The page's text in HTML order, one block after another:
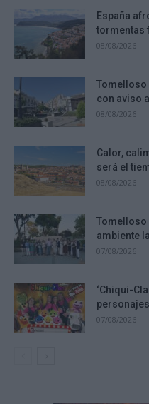
España
tormentas
08/08/2026
Tomelloso
con aviso
08/08/2026
Calor,
será el
08/08/2026
Tomelloso
ambiente
07/08/2026
‘Chiqui-
07/08/2026